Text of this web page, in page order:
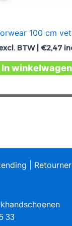
100 cm
BTW |€2,47
In winkelwagen
33